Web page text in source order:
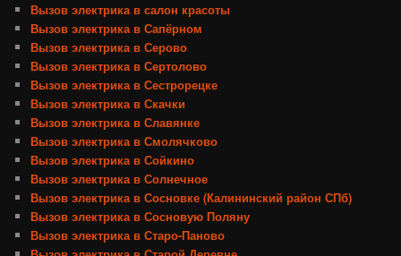
Вызов электрика в салон красоты
Вызов электрика в Сапёрном
Вызов электрика в Серово
Вызов электрика в Сертолово
Вызов электрика в Сестрорецке
Вызов электрика в Скачки
Вызов электрика в Славянке
Вызов электрика в Смолячково
Вызов электрика в Сойкино
Вызов электрика в Солнечное
Вызов электрика в Сосновке (Калининский район СПб)
Вызов электрика в Сосновую Поляну
Вызов электрика в Старо-Паново